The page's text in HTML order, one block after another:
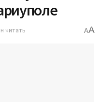
читать AA